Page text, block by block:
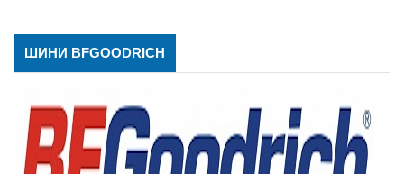
ШИНИ BFGOODRICH